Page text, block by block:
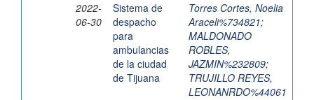
2022-
06-30
Sistema de
despacho
para
ambulancias
de la ciudad
de Tijuana
Torres Cortes, Noelia
Araceli%734821;
MALDONADO
ROBLES,
JAZMIN%232809;
TRUJILLO REYES,
LEONANRDO%44061